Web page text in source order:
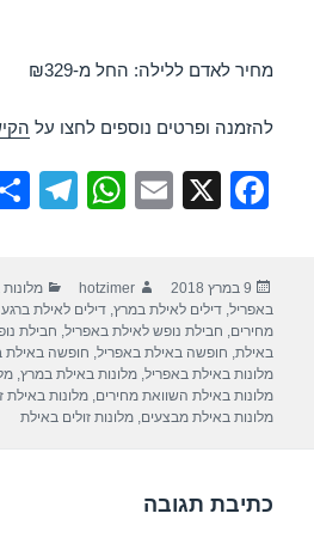
מחיר לאדם ללילה: החל מ-₪329
להזמנה ופרטים נוספים לחצו על
F
e
b
o
o
X
E
W
s
A
p
p
T
gr
a
m
פורסם
בתאריך
9 במרץ 2018 מחבר
hotzimer
באפריל,דילים לאילת במרץ,דילים לאילת
מחירים, חבילת נופש לאילת באפריל, חבילת
באילת, חופשה באילת באפריל, חופשה באילת
מלונות באילת באפריל,מלונות באילת במרץ,
מלונות באילת השוואת מחירים,מלונות באילת
מלונות באילת מבצעים,מלונות זולים באילת
כתיבת תגובה